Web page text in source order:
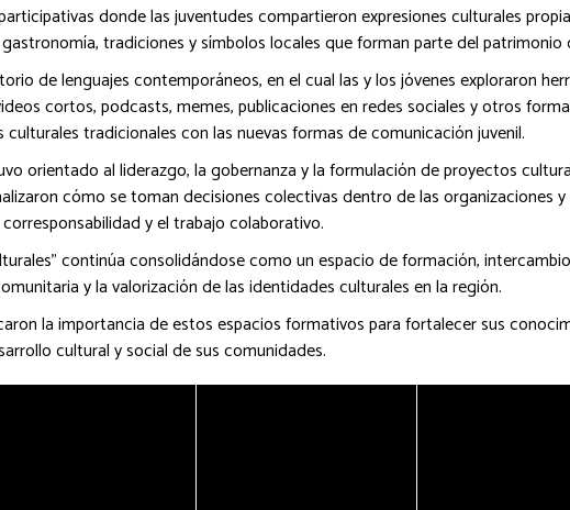
donde las juventudes compartieron expresiones culturales
tradiciones y símbolos locales que forman parte del
de lenguajes contemporáneos, en el cual las y los jóvenes exploraron
cortos, podcasts, memes, publicaciones en redes sociales y otros
tradicionales con las nuevas formas de comunicación juvenil.
orientado al liderazgo, la gobernanza y la formulación de proyectos
cómo se toman decisiones colectivas dentro de las organizaciones
y el trabajo colaborativo.
continúa consolidándose como un espacio de formación,
y la valorización de las identidades culturales en la región.
la importancia de estos espacios formativos para fortalecer sus
cultural y social de sus comunidades.